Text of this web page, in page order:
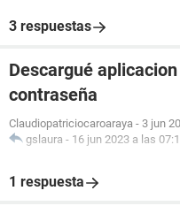
3 respuestas
Descargué
contraseña
Claudiopatriciocaroaraya - 3 jun
gslaura - 16 jun 2023 a las
1 respuesta